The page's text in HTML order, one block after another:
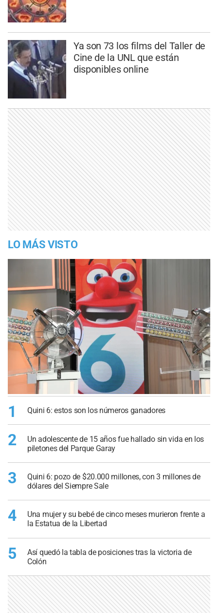
Ya son 73 los films del Taller de
Cine de la UNL que están
disponibles online
LO MÁS VISTO
1 Quini 6: estos son los números ganadores
2
Un adolescente de 15 años fue hallado sin vida en los
piletones del Parque Garay
3
Quini 6: pozo de $20.000 millones, con 3 millones de
dólares del Siempre Sale
4
Una mujer y su bebé de cinco meses murieron frente a
la Estatua de la Libertad
5
Así quedó la tabla de posiciones tras la victoria de
Colón